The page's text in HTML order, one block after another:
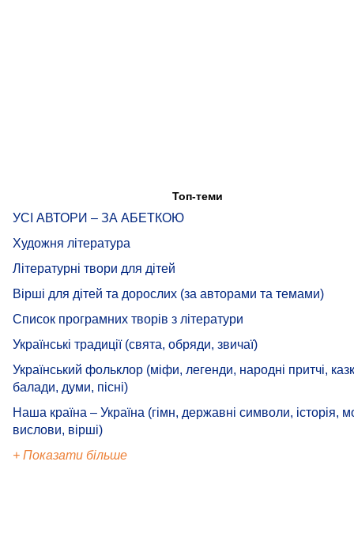
Топ-теми
УСІ АВТОРИ – ЗА АБЕТКОЮ
Художня література
Літературні твори для дітей
Вірші для дітей та дорослих (за авторами та темами)
Список програмних творів з літератури
Українські традиції (свята, обряди, звичаї)
Український фольклор (міфи, легенди, народні притчі,
балади, думи, пісні)
Наша країна – Україна (гімн, державні символи, історія,
вислови, вірші)
+ Показати більше